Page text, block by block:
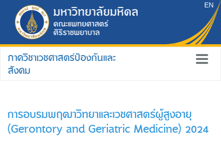
EN
ภาควิชาเวชศาสตร์ป้องกันและ
สังคม
การอบรมพฤฒาวิทยาและเวชศาสตร์ผู้สูงอายุ
(Gerontory and Geriatric Medicine) 2024